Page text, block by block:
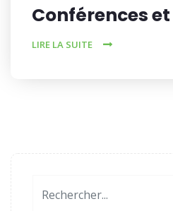
Conférences
LIRE LA SUITE